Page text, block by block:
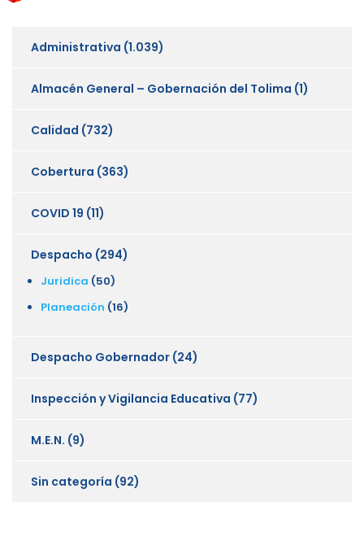
Administrativa (1.039)
Almacén General – Gobernación del Tolima (1)
Calidad (732)
Cobertura (363)
COVID 19 (11)
Despacho (294)
Juridica (50)
Planeación (16)
Despacho Gobernador (24)
Inspección y Vigilancia Educativa (77)
M.E.N. (9)
Sin categoría (92)